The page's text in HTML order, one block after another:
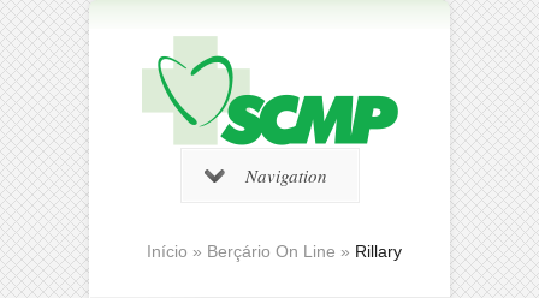
Navigation
Início » Berçário On Line » Rillary